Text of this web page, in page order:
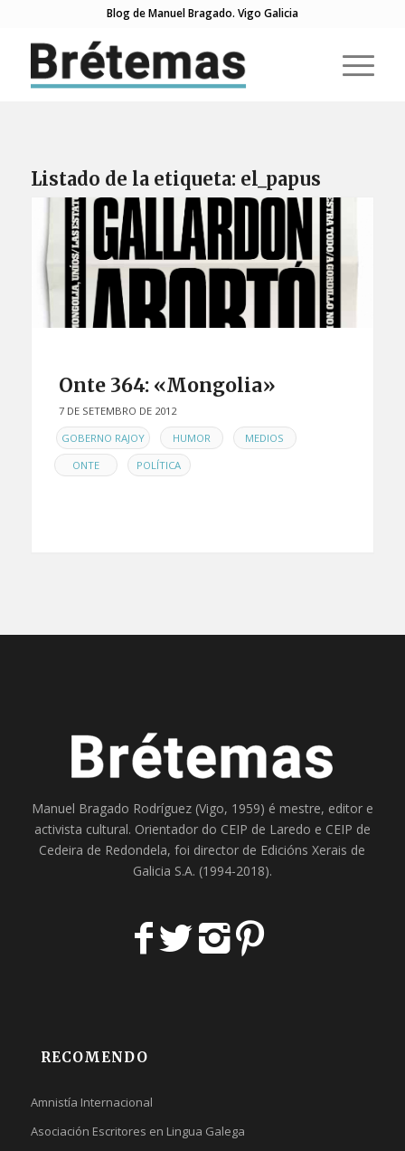
Blog de Manuel Bragado. Vigo Galicia
Listado de la etiqueta: el_papus
Onte 364: «Mongolia»
7 DE SETEMBRO DE 2012
ENGOBERNO RAJOY , HUMOR , MEDIOS ,
ONTE , POLÍTICA
Manuel Bragado Rodríguez (Vigo, 1959) é mestre, editor e
activista cultural. Orientador do CEIP de Laredo e CEIP de
Cedeira de Redondela, foi director de Edicións Xerais de
Galicia S.A. (1994-2018).
RECOMENDO
Amnistía Internacional
Asociación Escritores en Lingua Galega